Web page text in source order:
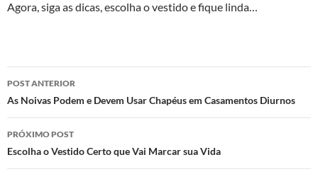
Agora, siga as dicas, escolha o vestido e fique linda…
Navegação
de
posts
POST ANTERIOR
As Noivas Podem e Devem Usar Chapéus em Casamentos Diurnos
PRÓXIMO POST
Escolha o Vestido Certo que Vai Marcar sua Vida